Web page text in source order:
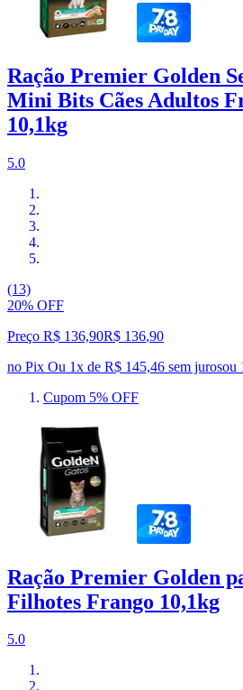
Ração Premier Golden
Mini Bits Cães Adultos
10,1kg
5.0
(13)
20% OFF
Preço R$ 136,90R$ 136,90
no Pix Ou 1x de R$ 145,46 sem jurosou
Cupom 5% OFF
Ração Premier Golden
Filhotes Frango 10,1kg
5.0